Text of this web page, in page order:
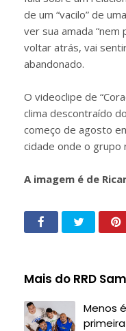
de um “vacilo” de
ver sua amada “nem
voltar atrás, vai
abandonado.
O videoclipe de
clima descontraído
começo de agosto
cidade onde o grupo
A imagem é de
Mais do RRD
Menos